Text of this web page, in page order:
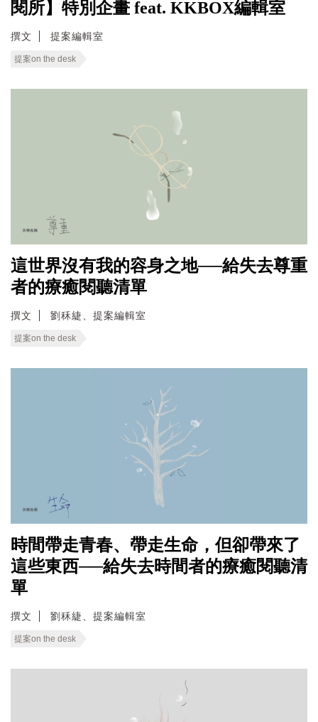
閱所】特別企畫 feat. KKBOX編輯室
撰文 提案編輯室
提案on the desk
這世界沒有我的容身之地──給失去尊重
者的療癒閱聽清單
撰文 劉秝緁、提案編輯室
提案on the desk
時間帶走青春、帶走生命，但卻帶來了
這些東西──給失去時間者的療癒閱聽清
單
撰文 劉秝緁、提案編輯室
提案on the desk